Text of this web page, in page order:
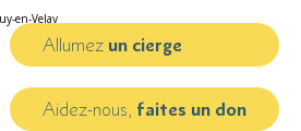
Allumez un cierge
Aidez-nous, faites un don